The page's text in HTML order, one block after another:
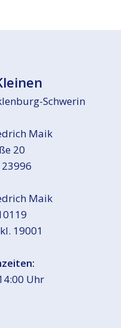
Schwerin
Maik
20
Maik
19001
Uhr